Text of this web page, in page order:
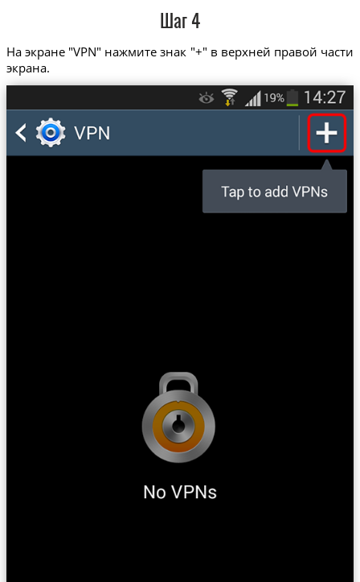
Шаг 4
На экране "VPN" нажмите знак "+" в верхней правой части
экрана.